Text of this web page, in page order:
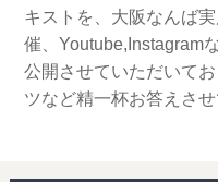
キストを、大阪なんば
催、Youtube,Instagram
公開させていただいて
ツなど精一杯お答えさ